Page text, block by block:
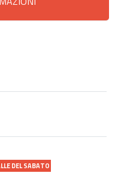
DEL SABATO